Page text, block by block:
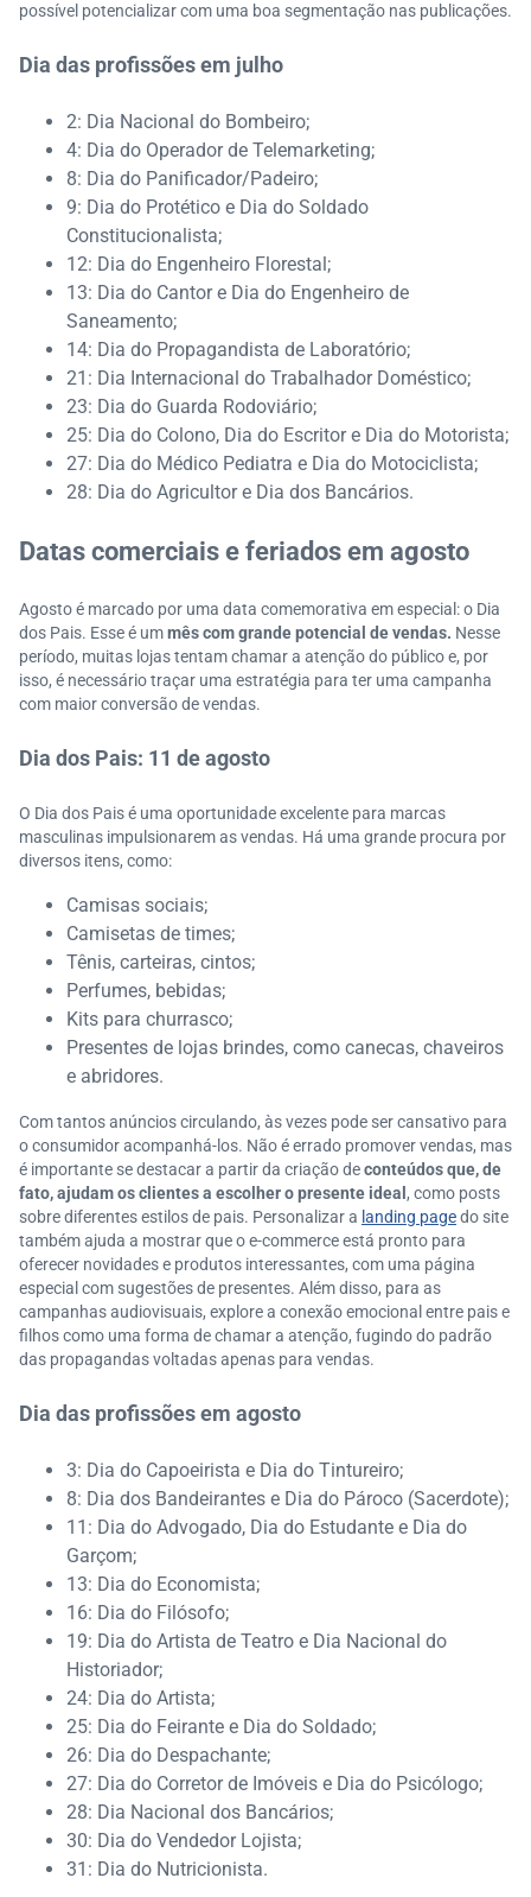
possível potencializar com uma boa segmentação nas publicações.
Dia das profissões em julho
2: Dia Nacional do Bombeiro;
4: Dia do Operador de Telemarketing;
8: Dia do Panificador/Padeiro;
9: Dia do Protético e Dia do Soldado
Constitucionalista;
12: Dia do Engenheiro Florestal;
13: Dia do Cantor e Dia do Engenheiro de
Saneamento;
14: Dia do Propagandista de Laboratório;
21: Dia Internacional do Trabalhador Doméstico;
23: Dia do Guarda Rodoviário;
25: Dia do Colono, Dia do Escritor e Dia do Motorista;
27: Dia do Médico Pediatra e Dia do Motociclista;
28: Dia do Agricultor e Dia dos Bancários.
Datas comerciais e feriados em agosto
Agosto é marcado por uma data comemorativa em especial: o Dia
dos Pais. Esse é ummês com grande potencial de vendas. Nesse
período, muitas lojas tentam chamar a atenção do público e, por
isso, é necessário traçar uma estratégia para ter uma campanha
com maior conversão de vendas.
Dia dos Pais: 11 de agosto
O Dia dos Pais é uma oportunidade excelente para marcas
masculinas impulsionarem as vendas. Há uma grande procura por
diversos itens, como:
Camisas sociais;
Camisetas de times;
Tênis, carteiras, cintos;
Perfumes, bebidas;
Kits para churrasco;
Presentes de lojas brindes, como canecas, chaveiros
e abridores.
Com tantos anúncios circulando, às vezes pode ser cansativo para
o consumidor acompanhá-los. Não é errado promover vendas, mas
é importante se destacar a partir da criação deconteúdos que, de
fato, ajudam os clientes a escolher o presente ideal , como posts
sobre diferentes estilos de pais. Personalizar a landing pagedo site
também ajuda a mostrar que o e-commerce está pronto para
oferecer novidades e produtos interessantes, com uma página
especial com sugestões de presentes. Além disso, para as
campanhas audiovisuais, explore a conexão emocional entre pais e
filhos como uma forma de chamar a atenção, fugindo do padrão
das propagandas voltadas apenas para vendas.
Dia das profissões em agosto
3: Dia do Capoeirista e Dia do Tintureiro;
8: Dia dos Bandeirantes e Dia do Pároco (Sacerdote);
11: Dia do Advogado, Dia do Estudante e Dia do
Garçom;
13: Dia do Economista;
16: Dia do Filósofo;
19: Dia do Artista de Teatro e Dia Nacional do
Historiador;
24: Dia do Artista;
25: Dia do Feirante e Dia do Soldado;
26: Dia do Despachante;
27: Dia do Corretor de Imóveis e Dia do Psicólogo;
28: Dia Nacional dos Bancários;
30: Dia do Vendedor Lojista;
31: Dia do Nutricionista.